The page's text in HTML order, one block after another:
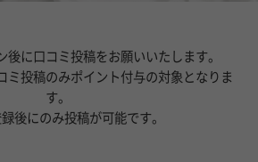
後に口コミ投稿をお願いいたします。
ミ投稿のみポイント付与の対象となりま
す。
後にのみ投稿が可能です。